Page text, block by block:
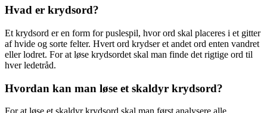
Hvad er krydsord?
Et krydsord er en form for puslespil, hvor ord skal placeres i et gitter
af hvide og sorte felter. Hvert ord krydser et andet ord enten vandret
eller lodret. For at løse krydsordet skal man finde det rigtige ord til
hver ledetråd.
Hvordan kan man løse et skaldyr krydsord?